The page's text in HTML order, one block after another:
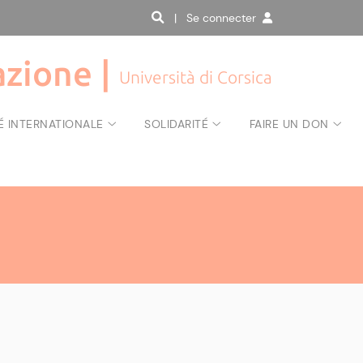
| Se connecter
| Università di Corsica
INTERNATIONALE SOLIDARITÉ FAIRE UN DON